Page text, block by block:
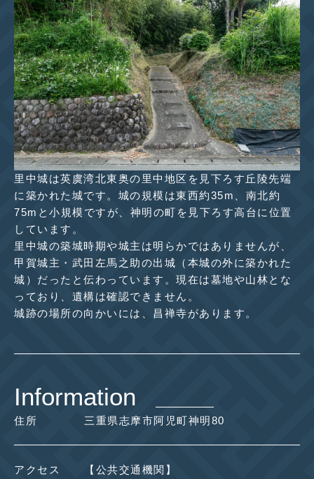
里中城は英虞湾北東奥の里中地区を見下ろす丘陵先端
に築かれた城です。城の規模は東西約35m、南北約
75mと小規模ですが、神明の町を見下ろす高台に位置
しています。
里中城の築城時期や城主は明らかではありませんが、
甲賀城主・武田左馬之助の出城（本城の外に築かれた
城）だったと伝わっています。現在は墓地や山林とな
っており、遺構は確認できません。
城跡の場所の向かいには、昌禅寺があります。
Information
住所 三重県志摩市阿児町神明80
アクセス
【公共交通機関】